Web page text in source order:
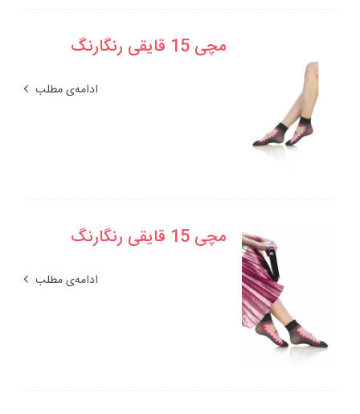
مچی 15 قایقی رنگارنگ
ادامه‌ی مطلب
مچی 15 قایقی رنگارنگ
ادامه‌ی مطلب